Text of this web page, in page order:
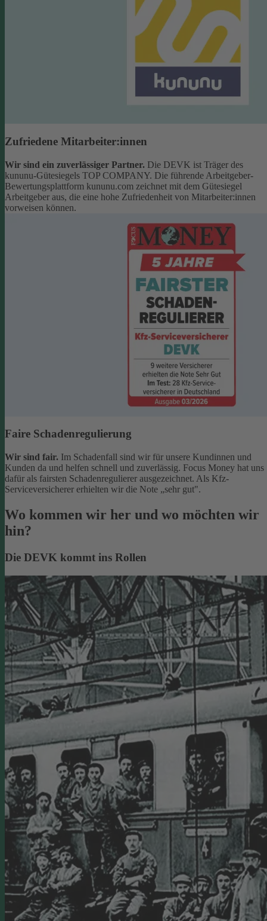
Zufriedene Mitarbeiter:innen
Wir sind ein zuverlässiger Partner. Die DEVK ist Träger des
kununu-Gütesiegels TOP COMPANY. Die führende Arbeitgeber-
Bewertungsplattform kununu.com zeichnet mit dem Gütesiegel
Arbeitgeber aus, die eine hohe Zufriedenheit von Mitarbeiter:innen
vorweisen können.
Faire Schadenregulierung
Wir sind fair. Im Schadenfall sind wir für unsere Kundinnen und
Kunden da und helfen schnell und zuverlässig. Focus Money hat uns
dafür als fairsten Schadenregulierer ausgezeichnet. Als Kfz-
Serviceversicherer erhielten wir die Note „sehr gut".
Wo kommen wir her und wo möchten wir
hin?
Die DEVK kommt ins Rollen